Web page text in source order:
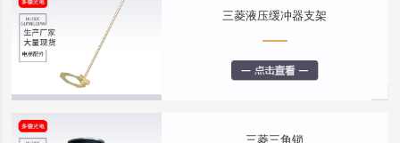
三菱液压缓冲器支架
三菱三角锁